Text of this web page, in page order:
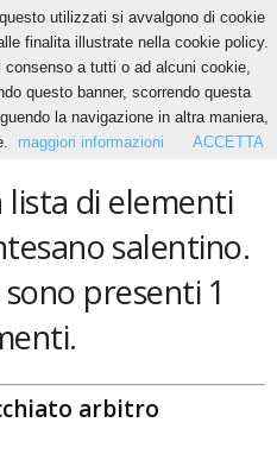
lista di elementi
salentino.
presenti 1
arbitro
utilizzati si avvalgono di cookie
finalita illustrate nella cookie policy.
a tutti o ad alcuni cookie,
questo banner, scorrendo questa
la navigazione in altra maniera,
maggiori informazioni ACCETTA